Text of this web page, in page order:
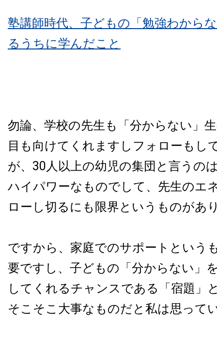
塾講師時代、子どもの「勉強わから
るうちに学んだこと
勿論、学校の先生も「分からない」
目も向けてくれますしフォローもし
が、30人以上の幼児の集団と言うの
ハイパワーなものでして、先生のエ
ローし切るにも限界というものがあ
ですから、家庭でのサポートという
要ですし、子どもの「分からない」
してくれるチャンスである「宿題」
そこそこ大事なものだと私は思って